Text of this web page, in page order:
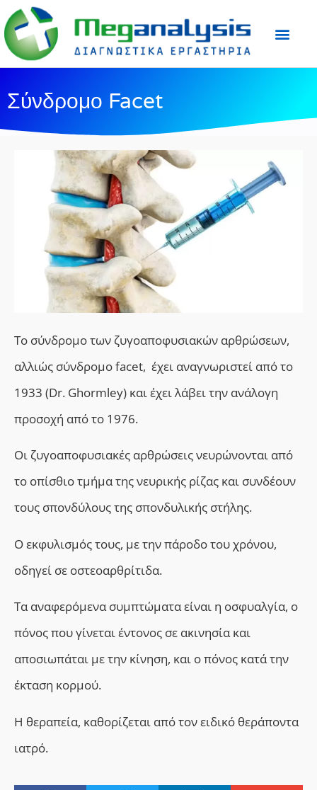
Σύνδρομο Facet
To σύνδρομο των ζυγοαποφυσιακών αρθρώσεων,
αλλιώς σύνδρομο facet, έχει αναγνωριστεί από το
1933 (Dr. Ghormley) και έχει λάβει την ανάλογη
προσοχή από το 1976.
Οι ζυγοαποφυσιακές αρθρώσεις νευρώνονται από
το οπίσθιο τμήμα της νευρικής ρίζας και συνδέουν
τους σπονδύλουςτης σπονδυλικής στήλης.
Ο εκφυλισμός τους, με την πάροδο του χρόνου,
οδηγεί σε οστεοαρθρίτιδα.
Τα αναφερόμενα συμπτώματα είναι η οσφυαλγία, ο
πόνος που γίνεται έντονος σε ακινησία και
αποσιωπάται με την κίνηση, και ο πόνος κατά την
έκταση κορμού.
Η θεραπεία, καθορίζεται από τον ειδικό θεράποντα
ιατρό.